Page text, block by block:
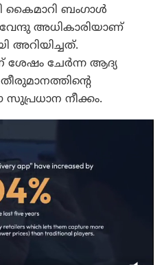
ബംഗാൾ
അധികാരിയാണ്
അറിയിച്ചത്.
ശേഷം ചേർന്ന ആദ്യ
നീക്കം.